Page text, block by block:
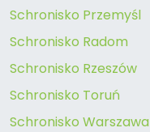
Schronisko Przemyśl
Schronisko Radom
Schronisko Rzeszów
Schronisko Toruń
Schronisko Warszawa